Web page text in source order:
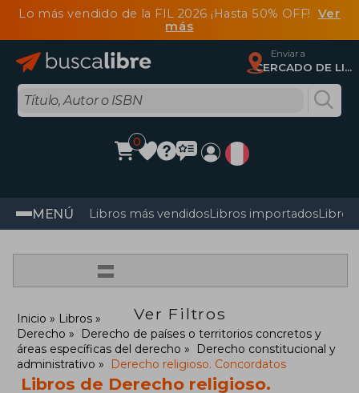
Lo más vendido de la FIL 2026 ¡Hasta 50% OFF! Ver
más
Enviar a
CERCADO DE LIMA, Lima
0
MENÚ Libros más vendidosLibros importadosLibros
=
Ver Filtros
Inicio
Libros
Derecho
Derecho de países o territorios concretos y
áreas específicas del derecho
Derecho constitucional y
administrativo
Derecho religioso. Concordatos
Libros de Derecho religioso.